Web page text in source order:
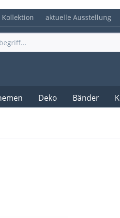
aktuelle Ausstellung
Deko Bänder